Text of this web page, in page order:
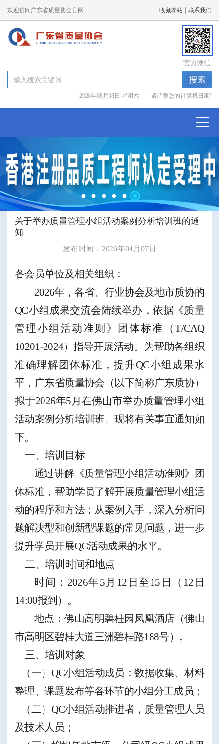
欢迎访问广东省质量协会官网 收藏本站 联系我们
官方微信
2026年08月08日 星期六 请调整您的计算机日期!
关于举办质量管理小组活动案例分析培训班的通
知
发布时间：2026年04月07日
各会员单位及相关组织：
2026年，各省、行业协会及地市质协的
QC小组成果交流会陆续举办，依据 《质量
管理小组活动准则》团体标准（T/CAQ
10201-2024）指导开展活动。 为帮助各组织
准确理解团体标准，提升QC小组成果水
平， 广东省质量协会 （ 以下简称广东质协）
拟于2026年5月在佛山市举办质量管理小组
活动案例分析培训班。现将有关事宜通知如
下。
一、培训目标
通过讲解《质量管理小组活动准则》团
体标准 ， 帮助学员了解开展质量管理小组活
动的程序和方法；从案例入手，深入分析问
题解决型和创新型课题的常见问题， 进一步
提升学员开展QC活动成果的水平。
二、培训时间和地点
时间： 2026年5 月 12 日至 15 日（ 12 日
14:00报到）。
地点：佛山高明碧桂园凤凰酒店（佛山
市高明区碧桂大道三洲碧桂路188号）。
三、 培训对象
（一） QC小组活动成员：数据收集、材料
整理、课题发布等各环节的小组分工成员 ；
（二） QC小组活动推进者， 质量管理人员
及技术人员；